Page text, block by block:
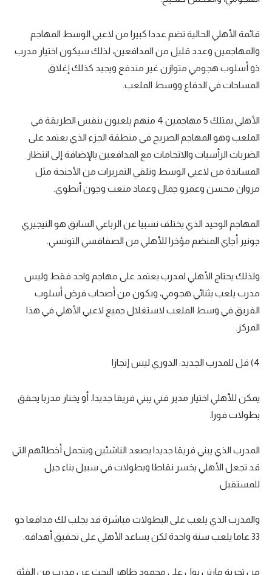
قائمة الأهلي الحالية تضم عددا كبيرا من لاعبي الوسط المهاجم
والمهاجمين وعدد قليل من المدافعين، لذلك سيكون اختيار مدرب
ذو أسلوب هجومي متوازن غير مندفع ويجيد كذلك إغلاق
المساحات في الدفاع ووسط الملعب.
الأهلي يمتلك 5 مهاجمين 4 منهم يلعبون بنفس الطريقة في
الملعب وهو المهاجم الصريح في منطقة الجزء الذي يعتمد على
الضربات الرأسيات والاتحامات مع المدافعين بالإضافة إلى انتظار
المساندة من لاعبي الوسط وتلقي التمريرات من الأجنحة مثل
مروان محسن وعمرو جمال وعماد متعب وجون أنطوي.
المهاجم الوحيد الذي يختلف نسبيا عن الرباعي السابق هو النيجيري
جونير أجاي المنضم مؤخرا للأهلي من الصفاقسي التونسي.
ولذلك يحتاج الأهلي لمدرب يعتمد على مهاجم واحد فقط وليس
مدرب يلعب بثنائي هجومي، ويكون من أصحاب فرض أسلوب
الفريق في وسط الملعب لاستغلال جميع لاعبي الأهلي في هذا
المركز.
4) قل للمدرب الجديد: الدوري ليس إنجازا
يمكن للأهلي اختيار مدير فني يبني فريقا جديدا. أو يختار مدربا يحقق
بطولات فورا.
المدرب الذي يبني فريقا جديدا يصعد الناشئين ويتحمل أخطائهم التي
قد تجعل الأهلي يخسر نقاطا وبطولات في سبيل بناء جيل
للمستقبل.
والمدرب الذي يلعب على البطولات مباشرة قد يجلب لك مدافعا ذو
33 عاما يلعب سنة واحدة لكن يساعد الأهلي على تحقيق أهدافه.
من تجربة مارتن يول على محمود طاهر البحث عن مدرب من الفئة